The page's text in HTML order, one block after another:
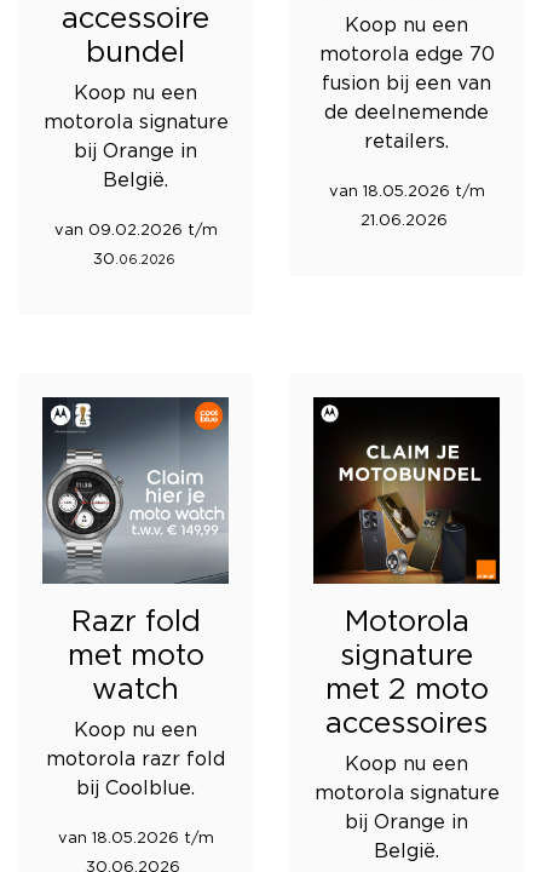
accessoire
bundel
Koop nu een
motorola signature
bij Orange in
België.
van 09.02.2026 t/m
30 .06.2026
Koop nu een
motorola edge 70
fusion bij een van
de deelnemende
retailers.
van 18.05.2026 t/m
21.06.2026
Razr fold
met moto
watch
Koop nu een
motorola razr fold
bij Coolblue.
van 18.05.2026 t/m
30.06.2026
Motorola
signature
met 2 moto
accessoires
Koop nu een
motorola signature
bij Orange in
België.